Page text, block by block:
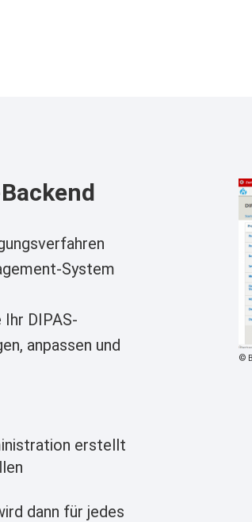
System
DIPAS-
anpassen und
erstellt
dann für jedes